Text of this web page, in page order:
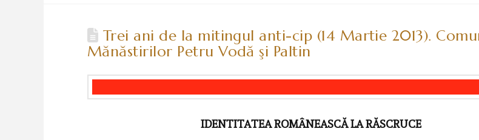
Trei ani de la mitingul anti-cip (14 Martie 2013).
Mănăstirilor Petru Vodă şi Paltin
IDENTITATEA ROMÂNEASCĂ LA RĂSCRUCE